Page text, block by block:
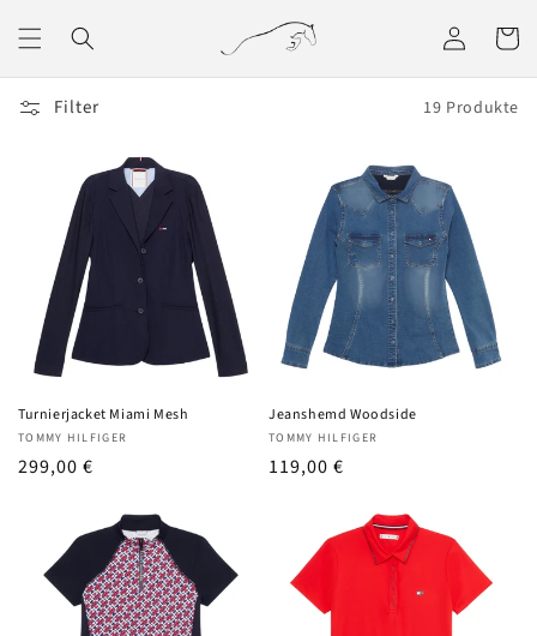
zum
Inhalt
Einloggen
Filter 19 Produkte
Turnierjacket Miami Mesh
Anbieter:
TOMMY HILFIGER
UVP
299,00 €
Jeanshemd Woodside
Anbieter:
TOMMY HILFIGER
UVP
119,00 €